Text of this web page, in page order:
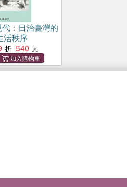
：日治臺灣的
活秩序
540